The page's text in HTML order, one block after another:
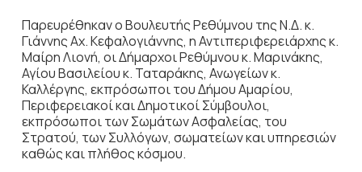
Παρευρέθηκαν ο Βουλευτής Ρεθύμνου της Ν.Δ. κ.
Γιάννης Αχ. Κεφαλογιάννης, η Αντιπεριφερειάρχης κ.
Μαίρη Λιονή, οι Δήμαρχοι Ρεθύμνου κ. Μαρινάκης,
Αγίου Βασιλείου κ. Ταταράκης, Ανωγείων κ.
Καλλέργης, εκπρόσωποι του Δήμου Αμαρίου,
Περιφερειακοί και Δημοτικοί Σύμβουλοι,
εκπρόσωποι των Σωμάτων Ασφαλείας, του
Στρατού, των Συλλόγων, σωματείων και υπηρεσιών
καθώς και πλήθος κόσμου.